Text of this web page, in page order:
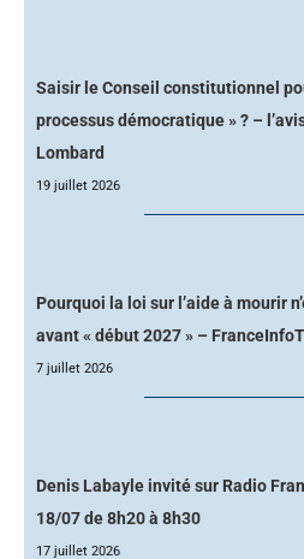
Saisir le Conseil constitutionnel
processus démocratique » ? –
Lombard
19 juillet 2026
Pourquoi la loi sur l’aide à mourir
avant « début 2027 » –
7 juillet 2026
Denis Labayle invité sur Radio
18/07 de 8h20 à 8h30
17 juillet 2026